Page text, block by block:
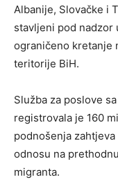
Albanije, Slovačke i
stavljeni pod nadzor
ograničeno kretanje
teritorije BiH.
Služba za poslove
registrovala je 160
podnošenja
odnosu na
migranta.